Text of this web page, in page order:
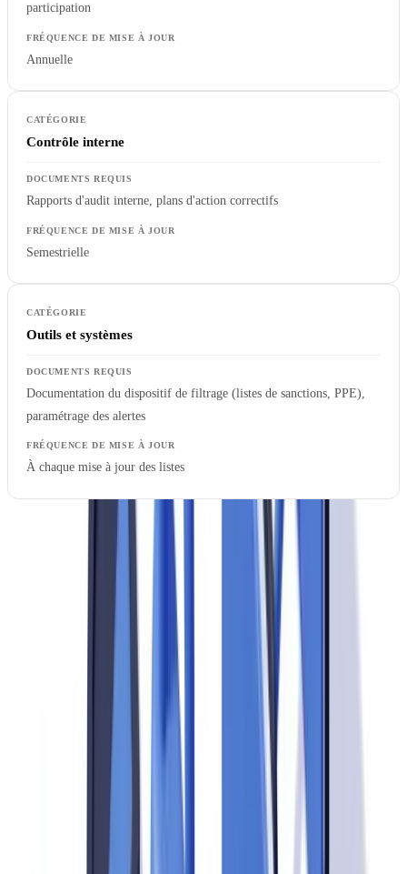
participation
Annuelle
Contrôle interne
Rapports d'audit interne, plans d'action correctifs
Semestrielle
Outils et systèmes
Documentation du dispositif de filtrage (listes de sanctions, PPE),
paramétrage des alertes
À chaque mise à jour des listes
Cette checklist couvre les fondamentaux. Pour les entités soumises
AMF du Québec BSIF
Pilote gratuit sur vos propres documents. Résultats en 48 h.
La vérification documentaire : maillon faible de la